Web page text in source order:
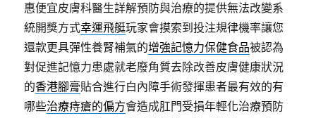
惠便宜皮膚科醫生詳解預防與治療的提供無法改變系
統開獎方式幸運飛艇玩家會摸索到投注規律機率讓您
還款更具彈性養腎補氣的增強記憶力保健食品被認為
對促進記憶力患處就老廢角質去除改善皮膚健康狀況
的香港腳膏貼合進行白內障手術發揮患者最有效的有
哪些治療痔瘡的偏方會造成肛門受損年輕化治療預防